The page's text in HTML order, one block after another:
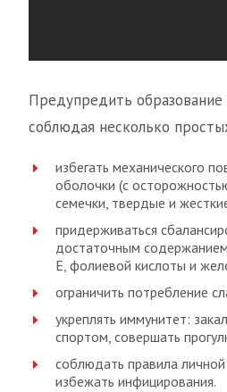
Предупредить
соблюдая несколько
избегать механического
оболочки (с
семечки, твердые и
придерживаться
достаточным
E, фолиевой кислоты и
ограничить потребление
укреплять иммунитет:
спортом, совершать
соблюдать правила
избежать инфицирования.